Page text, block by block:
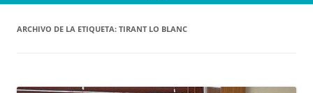
ARCHIVO DE LA ETIQUETA: TIRANT LO BLANC